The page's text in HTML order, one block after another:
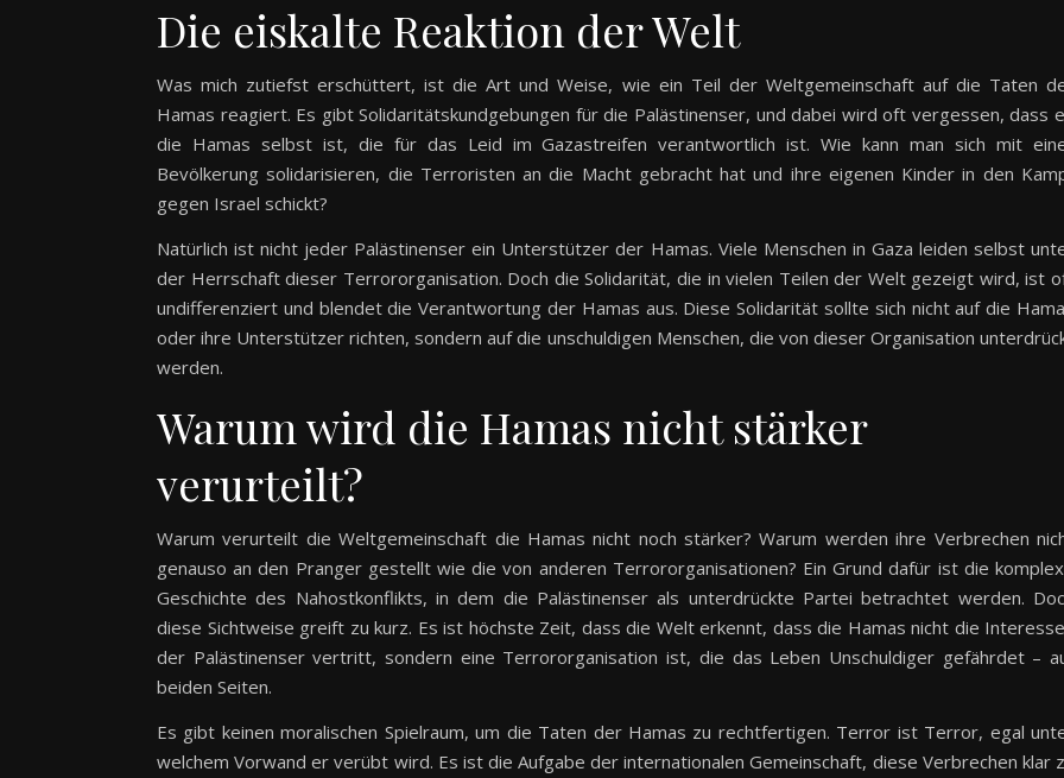
Die eiskalte Reaktion der Welt
Was mich zutiefst erschüttert, ist die Art und Weise, wie ein Teil der Weltgemeinschaft auf die Taten
Hamas reagiert. Es gibt Solidaritätskundgebungen für die Palästinenser, und dabei wird oft vergessen, dass
die Hamas selbst ist, die für das Leid im Gazastreifen verantwortlich ist. Wie kann man sich mit
Bevölkerung solidarisieren, die Terroristen an die Macht gebracht hat und ihre eigenen Kinder in den
gegen Israel schickt?
Natürlich ist nicht jeder Palästinenser ein Unterstützer der Hamas. Viele Menschen in Gaza leiden selbst
der Herrschaft dieser Terrororganisation. Doch die Solidarität, die in vielen Teilen der Welt gezeigt wird, ist
undifferenziert und blendet die Verantwortung der Hamas aus. Diese Solidarität sollte sich nicht auf die
oder ihre Unterstützer richten, sondern auf die unschuldigen Menschen, die von dieser Organisation
werden.
Warum wird die Hamas nicht stärker
verurteilt?
Warum verurteilt die Weltgemeinschaft die Hamas nicht noch stärker? Warum werden ihre Verbrechen
genauso an den Pranger gestellt wie die von anderen Terrororganisationen? Ein Grund dafür ist die
Geschichte des Nahostkonflikts, in dem die Palästinenser als unterdrückte Partei betrachtet werden.
diese Sichtweise greift zu kurz. Es ist höchste Zeit, dass die Welt erkennt, dass die Hamas nicht die
der Palästinenser vertritt, sondern eine Terrororganisation ist, die das Leben Unschuldiger gefährdet –
beiden Seiten.
Es gibt keinen moralischen Spielraum, um die Taten der Hamas zu rechtfertigen. Terror ist Terror, egal
welchem Vorwand er verübt wird. Es ist die Aufgabe der internationalen Gemeinschaft, diese Verbrechen klar